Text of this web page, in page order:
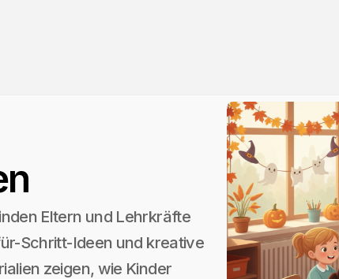
Eltern und Lehrkräfte
Schritt-Ideen und kreative
zeigen, wie Kinder